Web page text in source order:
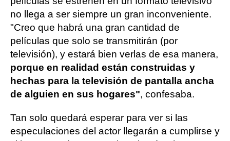
no llega a ser siempre un gran inconveniente.
"Creo que habrá una gran cantidad de
películas que solo se transmitirán (por
televisión), y estará bien verlas de esa manera,
porque en realidad están construidas y
hechas para la televisión de pantalla ancha
de alguien en sus hogares", confesaba.
Tan solo quedará esperar para ver si las
especulaciones del actor llegarán a cumplirse y